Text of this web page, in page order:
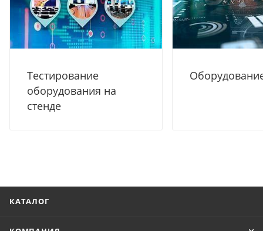
Тестирование
оборудования на
стенде
КАТАЛОГ